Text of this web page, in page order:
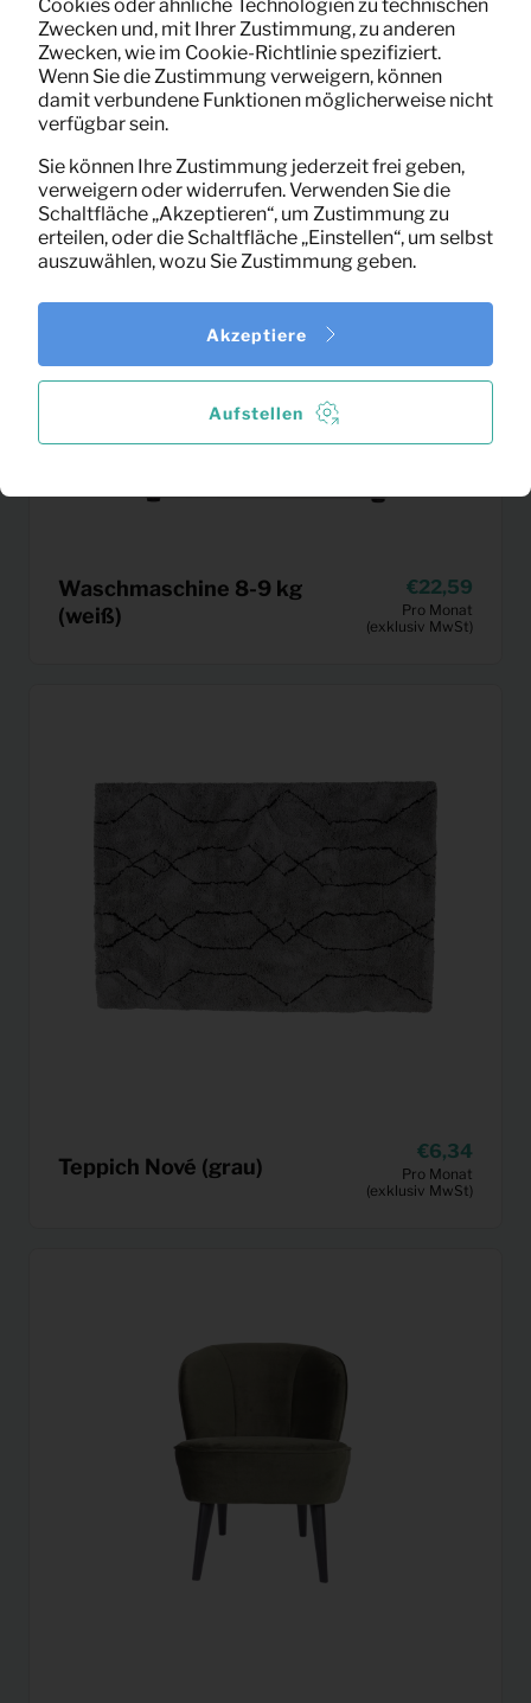
Esstisch Porta (70×70)
6,67
Pro Monat
(exklusiv MwSt)
Waschmaschine 8-9 kg
(weiß)
22,59
Pro Monat
(exklusiv MwSt)
Teppich Nové (grau)
6,34
Pro Monat
(exklusiv MwSt)
Cookies oder ähnliche Technologien zu technischen
Zwecken und, mit Ihrer Zustimmung, zu anderen
Zwecken, wie im Cookie-Richtlinie spezifiziert.
Wenn Sie die Zustimmung verweigern, können
damit verbundene Funktionen möglicherweise nicht
verfügbar sein.
Sie können Ihre Zustimmung jederzeit frei geben,
verweigern oder widerrufen. Verwenden Sie die
Schaltfläche „Akzeptieren“, um Zustimmung zu
erteilen, oder die Schaltfläche „Einstellen“, um selbst
auszuwählen, wozu Sie Zustimmung geben.
Aufstellen
Akzeptiere